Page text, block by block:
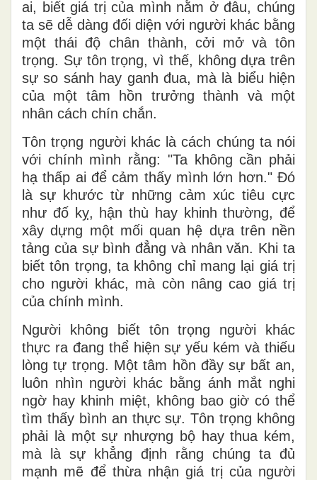
ai, biết giá trị của mình nằm ở đâu, chúng
ta sẽ dễ dàng đối diện với người khác bằng
một thái độ chân thành, cởi mở và tôn
trọng. Sự tôn trọng, vì thế, không dựa trên
sự so sánh hay ganh đua, mà là biểu hiện
của một tâm hồn trưởng thành và một
nhân cách chín chắn.
Tôn trọng người khác là cách chúng ta nói
với chính mình rằng: "Ta không cần phải
hạ thấp ai để cảm thấy mình lớn hơn." Đó
là sự khước từ những cảm xúc tiêu cực
như đố kỵ, hận thù hay khinh thường, để
xây dựng một mối quan hệ dựa trên nền
tảng của sự bình đẳng và nhân văn. Khi ta
biết tôn trọng, ta không chỉ mang lại giá trị
cho người khác, mà còn nâng cao giá trị
của chính mình.
Người không biết tôn trọng người khác
thực ra đang thể hiện sự yếu kém và thiếu
lòng tự trọng. Một tâm hồn đầy sự bất an,
luôn nhìn người khác bằng ánh mắt nghi
ngờ hay khinh miệt, không bao giờ có thể
tìm thấy bình an thực sự. Tôn trọng không
phải là một sự nhượng bộ hay thua kém,
mà là sự khẳng định rằng chúng ta đủ
mạnh mẽ để thừa nhận giá trị của người